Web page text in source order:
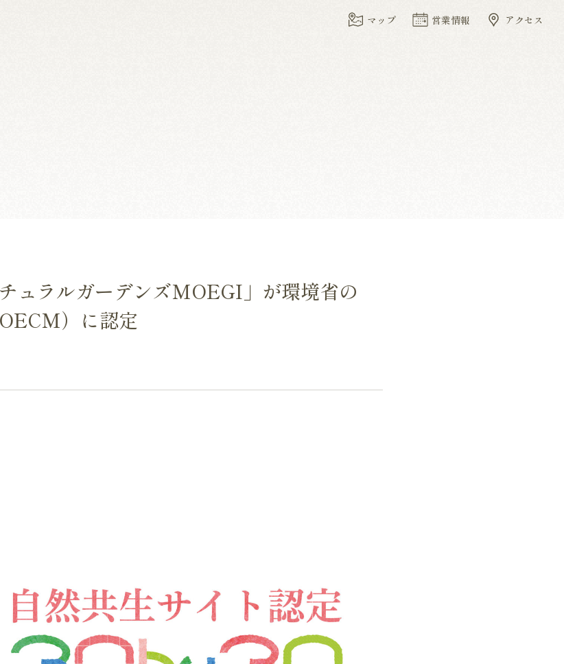
マップ 営業情報 アクセス
ュラルガーデンズMOEGI」が環境省の
）に認定